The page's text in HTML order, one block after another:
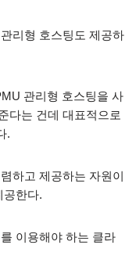
리형 호스팅도 제공하
관리형 호스팅을 사
다는 건데 대표적으로
.
하고 제공하는 자원이
공한다.
이용해야 하는 클라